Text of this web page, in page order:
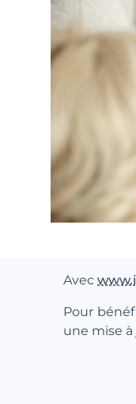
Avec
Pour
une mise